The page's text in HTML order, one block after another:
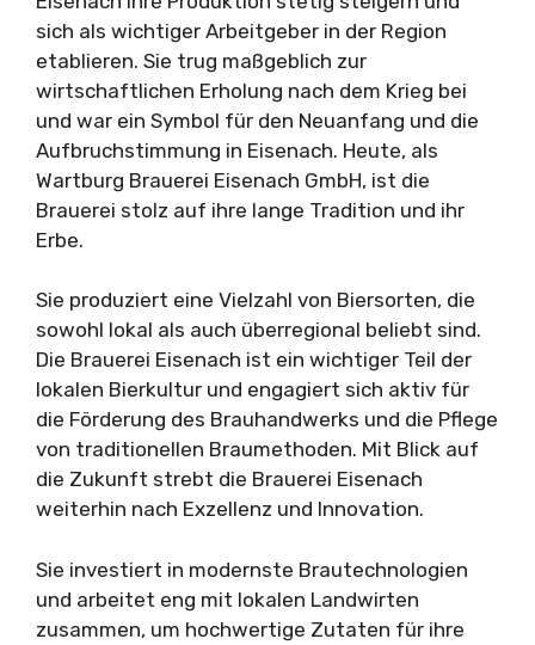
sich als wichtiger Arbeitgeber in der Region
etablieren. Sie trug maßgeblich zur
wirtschaftlichen Erholung nach dem Krieg bei
und war ein Symbol für den Neuanfang und die
Aufbruchstimmung in Eisenach. Heute, als
Wartburg Brauerei Eisenach GmbH, ist die
Brauerei stolz auf ihre lange Tradition und ihr
Erbe.
Sie produziert eine Vielzahl von Biersorten, die
sowohl lokal als auch überregional beliebt sind.
Die Brauerei Eisenach ist ein wichtiger Teil der
lokalen Bierkultur und engagiert sich aktiv für
die Förderung des Brauhandwerks und die Pflege
von traditionellen Braumethoden. Mit Blick auf
die Zukunft strebt die Brauerei Eisenach
weiterhin nach Exzellenz und Innovation.
Sie investiert in modernste Brautechnologien
und arbeitet eng mit lokalen Landwirten
zusammen, um hochwertige Zutaten für ihre